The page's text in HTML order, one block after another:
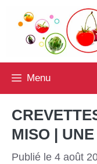
contenu
Menu
MISO |
Publié le 4 août